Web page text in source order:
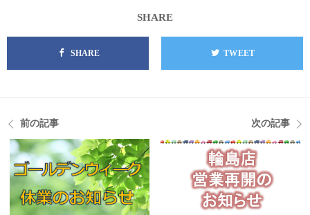
SHARE
SHARE TWEET
前の記事 次の記事